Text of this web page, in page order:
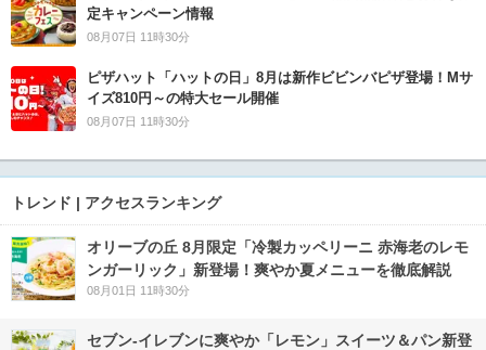
定キャンペーン情報
08月07日 11時30分
ピザハット「ハットの日」8月は新作ビビンバピザ登場！Mサ
イズ810円～の特大セール開催
08月07日 11時30分
トレンド | アクセスランキング
オリーブの丘 8月限定「冷製カッペリーニ 赤海老のレモ
ンガーリック」新登場！爽やか夏メニューを徹底解説
08月01日 11時30分
セブン‐イレブンに爽やか「レモン」スイーツ＆パン新登